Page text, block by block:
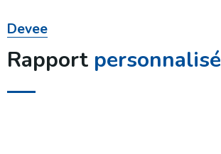
Devee
Rapport personnalisé